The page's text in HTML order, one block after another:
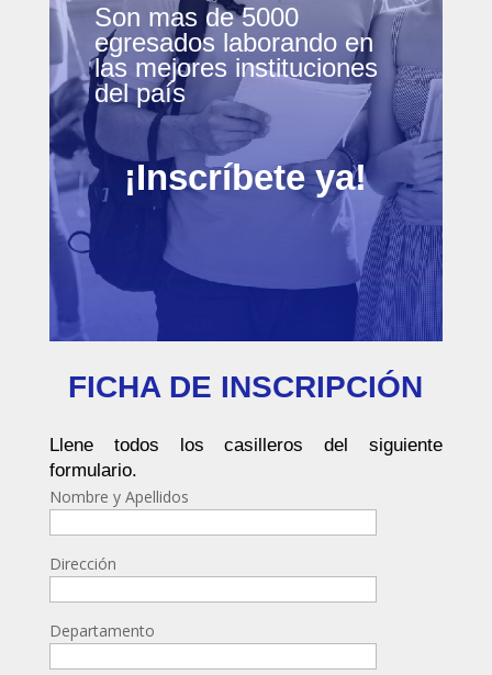
Son mas de 5000
egresados laborando en
las mejores instituciones
del país
¡Inscríbete ya!
FICHA DE INSCRIPCIÓN
Llene todos los casilleros del siguiente
formulario.
Nombre y Apellidos
Dirección
Departamento